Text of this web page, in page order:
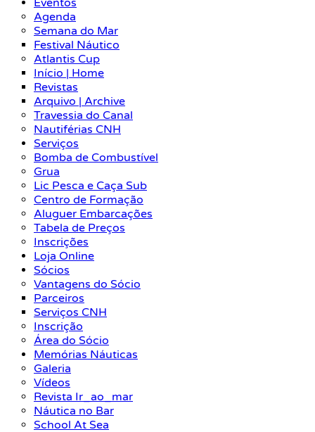
Eventos
Agenda
Semana do Mar
Festival Náutico
Atlantis Cup
Início | Home
Revistas
Arquivo | Archive
Travessia do Canal
Nautiférias CNH
Serviços
Bomba de Combustível
Grua
Lic Pesca e Caça Sub
Centro de Formação
Aluguer Embarcações
Tabela de Preços
Inscrições
Loja Online
Sócios
Vantagens do Sócio
Parceiros
Serviços CNH
Inscrição
Área do Sócio
Memórias Náuticas
Galeria
Vídeos
Revista Ir_ao_mar
Náutica no Bar
School At Sea